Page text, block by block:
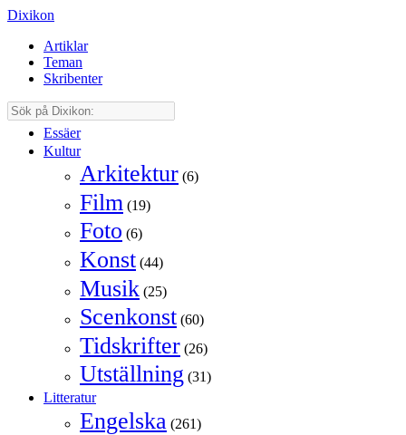
Dixikon
Artiklar
Teman
Skribenter
Essäer
Kultur
Arkitektur (6)
Film (19)
Foto (6)
Konst (44)
Musik (25)
Scenkonst (60)
Tidskrifter (26)
Utställning (31)
Litteratur
Engelska (261)